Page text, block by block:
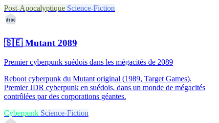
Post-Apocalyptique Science-Fiction
d100
🇸🇪Mutant 2089
Premier cyberpunk suédois dans les mégacités de 2089
Reboot cyberpunk du Mutant original (1989, Target Games).
Premier JDR cyberpunk en suédois, dans un monde de mégacités
contrôlées par des corporations géantes.
Cyberpunk Science-Fiction